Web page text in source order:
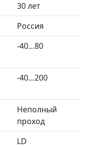
30 лет
Россия
-40…80
-40…200
Неполный
проход
LD